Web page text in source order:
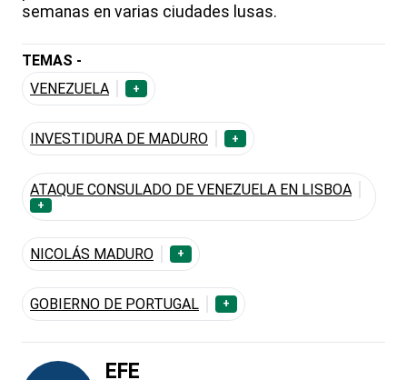
semanas en varias ciudades lusas.
TEMAS -
VENEZUELA
+
INVESTIDURA DE MADURO +
ATAQUE CONSULADO DE VENEZUELA EN LISBOA
+
NICOLÁS MADURO +
GOBIERNO DE PORTUGAL +
EFE